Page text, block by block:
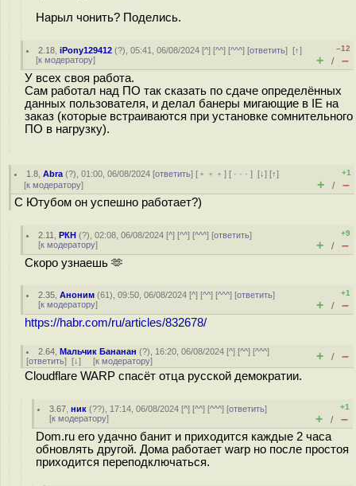
Нарыл чонить? Поделись.
2.18 ,iPony129412 (?), 05:41, 06/08/2024 [^] [^^] [^^^] [ответить][↑]
[к модератору]
–12
+ / –
У всех своя работа.
Сам работал над ПО так сказать по сдаче определённых
данных пользователя, и делал банеры мигающие в IE на
заказ (которые встраиваются при установке сомнительного
ПО в нагрузку).
1.8 ,Abra (?), 01:00, 06/08/2024 [ответить] [ ﹢﹢﹢] [ · · ·][↓] [↑]
[к модератору]
+1
+ / –
С Ютубом он успешно работает?)
2.11 ,РКН (?), 02:08, 06/08/2024 [^] [^^] [^^^] [ответить]
[к модератору]
+9
+ / –
Скоро узнаешь 🫶
2.35 ,Аноним (61), 09:50, 06/08/2024 [^] [^^] [^^^] [ответить]
[к модератору]
+1
+ / –
https://habr.com/ru/articles/832678/
2.64 ,Мальчик Бананан (?), 16:20, 06/08/2024 [^] [^^] [^^^]
[ответить] [↓] [к модератору] + / –
Cloudflare WARP спасёт отца русской демократии.
3.67 ,ник (??), 17:14, 06/08/2024 [^] [^^] [^^^] [ответить]
[к модератору]
+1
+ / –
Dom.ru его удачно банит и приходится каждые 2 часа
обновлять другой. Дома работает warp но после простоя
приходится переподключаться.